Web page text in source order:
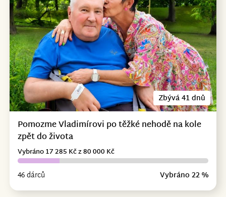
Zbývá 41 dnů
Pomozme Vladimírovi po těžké nehodě na kole
zpět do života
46 dárců Vybráno 22 %
Vybráno 17 285 Kč z 80 000 Kč